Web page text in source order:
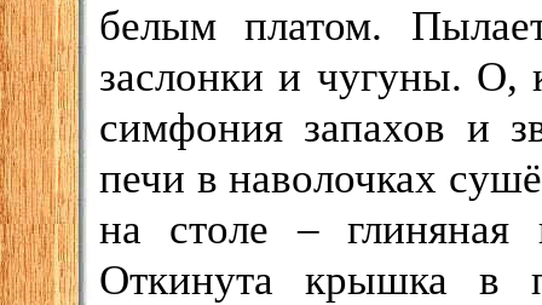
белым платом.
заслонки и чугуны. О,
симфония запахов и
печи в наволочках
на столе – глиняная
Откинута крышка в